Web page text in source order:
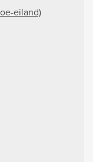
eiland)